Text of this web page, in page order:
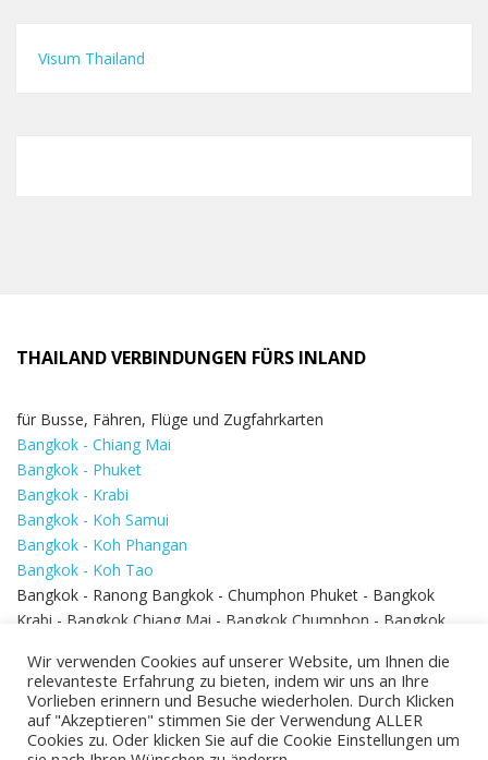
Visum Thailand
THAILAND VERBINDUNGEN FÜRS INLAND
für Busse, Fähren, Flüge und Zugfahrkarten
Bangkok - Chiang Mai
Bangkok - Phuket
Bangkok - Krabi
Bangkok - Koh Samui
Bangkok - Koh Phangan
Bangkok - Koh Tao
Bangkok - Ranong Bangkok - Chumphon Phuket - Bangkok
Krabi - Bangkok Chiang Mai - Bangkok Chumphon - Bangkok
Bangkok - Hua Hin
Wir verwenden Cookies auf unserer Website, um Ihnen die
relevanteste Erfahrung zu bieten, indem wir uns an Ihre
Vorlieben erinnern und Besuche wiederholen. Durch Klicken
auf "Akzeptieren" stimmen Sie der Verwendung ALLER
Cookies zu. Oder klicken Sie auf die Cookie Einstellungen um